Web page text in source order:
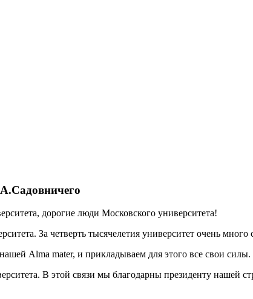
дорогие люди Московского университета!
За четверть тысячелетия университет очень много
Alma mater, и прикладываем для этого все свои силы.
В этой связи мы благодарны президенту нашей